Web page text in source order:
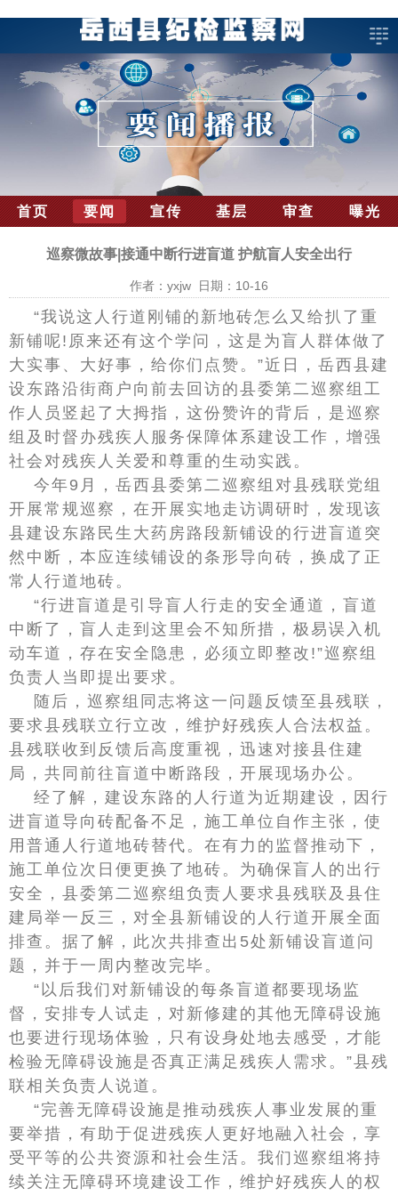
首页 要闻 宣传 基层 审查 曝光
巡察微故事|接通中断行进盲道 护航盲人安全出行
作者：yxjw 日期：10-16
“我说这人行道刚铺的新地砖怎么又给扒了重
新铺呢!原来还有这个学问，这是为盲人群体做了
大实事、大好事，给你们点赞。”近日，岳西县建
设东路沿街商户向前去回访的县委第二巡察组工
作人员竖起了大拇指，这份赞许的背后，是巡察
组及时督办残疾人服务保障体系建设工作，增强
社会对残疾人关爱和尊重的生动实践。
今年9月，岳西县委第二巡察组对县残联党组
开展常规巡察，在开展实地走访调研时，发现该
县建设东路民生大药房路段新铺设的行进盲道突
然中断，本应连续铺设的条形导向砖，换成了正
常人行道地砖。
“行进盲道是引导盲人行走的安全通道，盲道
中断了，盲人走到这里会不知所措，极易误入机
动车道，存在安全隐患，必须立即整改!”巡察组
负责人当即提出要求。
随后，巡察组同志将这一问题反馈至县残联，
要求县残联立行立改，维护好残疾人合法权益。
县残联收到反馈后高度重视，迅速对接县住建
局，共同前往盲道中断路段，开展现场办公。
经了解，建设东路的人行道为近期建设，因行
进盲道导向砖配备不足，施工单位自作主张，使
用普通人行道地砖替代。在有力的监督推动下，
施工单位次日便更换了地砖。为确保盲人的出行
安全，县委第二巡察组负责人要求县残联及县住
建局举一反三，对全县新铺设的人行道开展全面
排查。据了解，此次共排查出5处新铺设盲道问
题，并于一周内整改完毕。
“以后我们对新铺设的每条盲道都要现场监
督，安排专人试走，对新修建的其他无障碍设施
也要进行现场体验，只有设身处地去感受，才能
检验无障碍设施是否真正满足残疾人需求。”县残
联相关负责人说道。
“完善无障碍设施是推动残疾人事业发展的重
要举措，有助于促进残疾人更好地融入社会，享
受平等的公共资源和社会生活。我们巡察组将持
续关注无障碍环境建设工作，维护好残疾人的权